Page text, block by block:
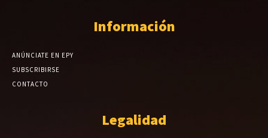
Información
ANÚNCIATE EN EPY
SUBSCRIBIRSE
CONTACTO
Legalidad